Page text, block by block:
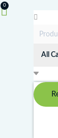
Search
0